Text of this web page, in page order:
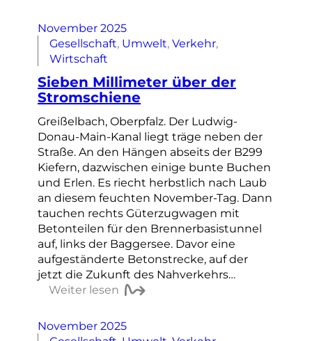
November 2025
Gesellschaft, Umwelt, Verkehr
Wirtschaft
Sieben Millimeter über der
Stromschiene
Greißelbach, Oberpfalz. Der Ludwig-
Donau-Main-Kanal liegt träge neben der
Straße. An den Hängen abseits der B299
Kiefern, dazwischen einige bunte Buchen
und Erlen. Es riecht herbstlich nach Laub
an diesem feuchten November-Tag. Dann
tauchen rechts Güterzugwagen mit
Betonteilen für den Brennerbasistunnel
auf, links der Baggersee. Davor eine
aufgeständerte Betonstrecke, auf der
jetzt die Zukunft des Nahverkehrs…
Weiter lesen
November 2025